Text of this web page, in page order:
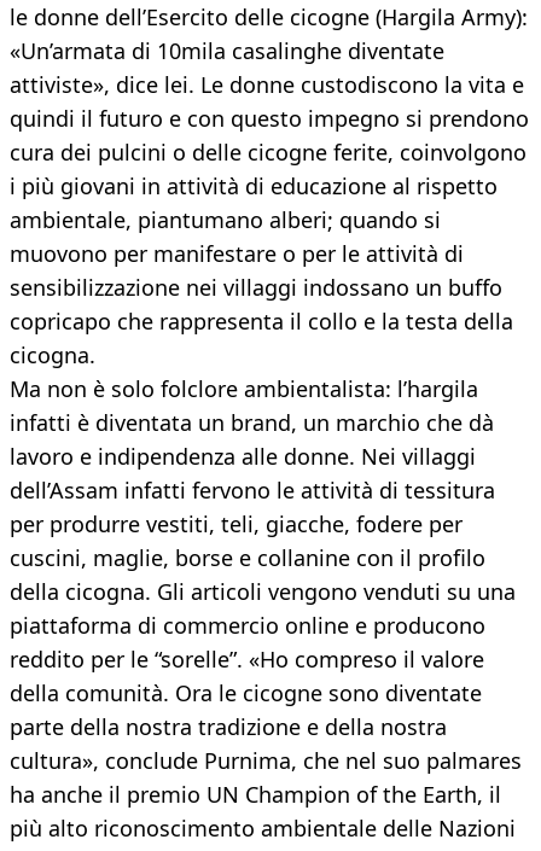
le donne dell’Esercito delle cicogne (Hargila Army):
«Un’armata di 10mila casalinghe diventate
attiviste», dice lei. Le donne custodiscono la vita e
quindi il futuro e con questo impegno si prendono
cura dei pulcini o delle cicogne ferite, coinvolgono
i più giovani in attività di educazione al rispetto
ambientale, piantumano alberi; quando si
muovono per manifestare o per le attività di
sensibilizzazione nei villaggi indossano un buffo
copricapo che rappresenta il collo e la testa della
cicogna.
Ma non è solo folclore ambientalista: l’hargila
infatti è diventata un brand, un marchio che dà
lavoro e indipendenza alle donne. Nei villaggi
dell’Assam infatti fervono le attività di tessitura
per produrre vestiti, teli, giacche, fodere per
cuscini, maglie, borse e collanine con il profilo
della cicogna. Gli articoli vengono venduti su una
piattaforma di commercio online e producono
reddito per le “sorelle”. «Ho compreso il valore
della comunità. Ora le cicogne sono diventate
parte della nostra tradizione e della nostra
cultura», conclude Purnima, che nel suo palmares
ha anche il premio UN Champion of the Earth, il
più alto riconoscimento ambientale delle Nazioni